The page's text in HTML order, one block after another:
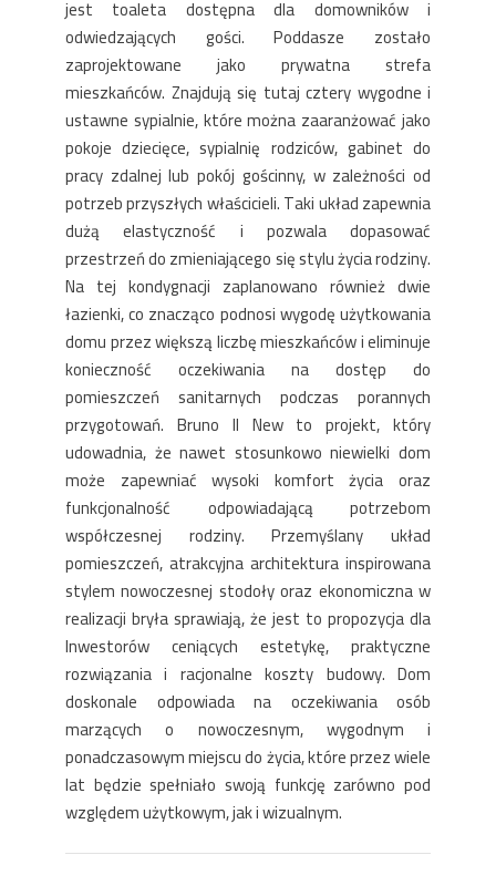
jest toaleta dostępna dla domowników i
odwiedzających gości. Poddasze zostało
zaprojektowane jako prywatna strefa
mieszkańców. Znajdują się tutaj cztery wygodne i
ustawne sypialnie, które można zaaranżować jako
pokoje dziecięce, sypialnię rodziców, gabinet do
pracy zdalnej lub pokój gościnny, w zależności od
potrzeb przyszłych właścicieli. Taki układ zapewnia
dużą elastyczność i pozwala dopasować
przestrzeń do zmieniającego się stylu życia rodziny.
Na tej kondygnacji zaplanowano również dwie
łazienki, co znacząco podnosi wygodę użytkowania
domu przez większą liczbę mieszkańców i eliminuje
konieczność oczekiwania na dostęp do
pomieszczeń sanitarnych podczas porannych
przygotowań. Bruno II New to projekt, który
udowadnia, że nawet stosunkowo niewielki dom
może zapewniać wysoki komfort życia oraz
funkcjonalność odpowiadającą potrzebom
współczesnej rodziny. Przemyślany układ
pomieszczeń, atrakcyjna architektura inspirowana
stylem nowoczesnej stodoły oraz ekonomiczna w
realizacji bryła sprawiają, że jest to propozycja dla
Inwestorów ceniących estetykę, praktyczne
rozwiązania i racjonalne koszty budowy. Dom
doskonale odpowiada na oczekiwania osób
marzących o nowoczesnym, wygodnym i
ponadczasowym miejscu do życia, które przez wiele
lat będzie spełniało swoją funkcję zarówno pod
względem użytkowym, jak i wizualnym.